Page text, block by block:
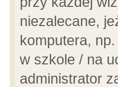
niezalecane,
komputera,
w szkole / na
administrator